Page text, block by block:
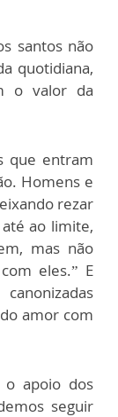
santos não
quotidiana,
o valor da
que entram
Homens e
rezar
ao limite,
mas não
eles.” E
amor com
o apoio dos
seguir